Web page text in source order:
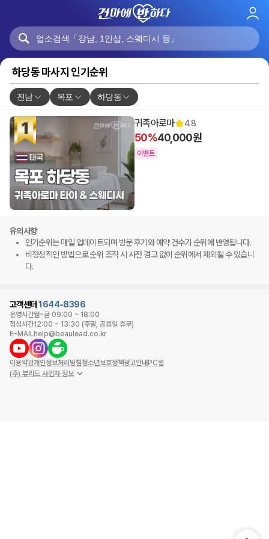
로
하당동 마사지 인기순위
전남 목포 하당동
귀족아로마 4.8
50%40,000원
이벤트
유의사항
인기순위는 매일 업데이트되며 방문 후기와 예약 건수가 순위에 반영됩니다.
비정상적인 방법으로 순위 조작 시 사전 경고 없이 순위에서 제외될 수 있습니
다.
고객센터 1644-8396
운영시간월~금 09:00 ~ 18:00
점심시간12:00 ~ 13:30 (주말, 공휴일 휴무)
E-MAILhelp@beaulead.co.kr
이용약관개인정보처리방침청소년보호정책광고안내 PC웹
(주) 뷰리드 사업자 정보